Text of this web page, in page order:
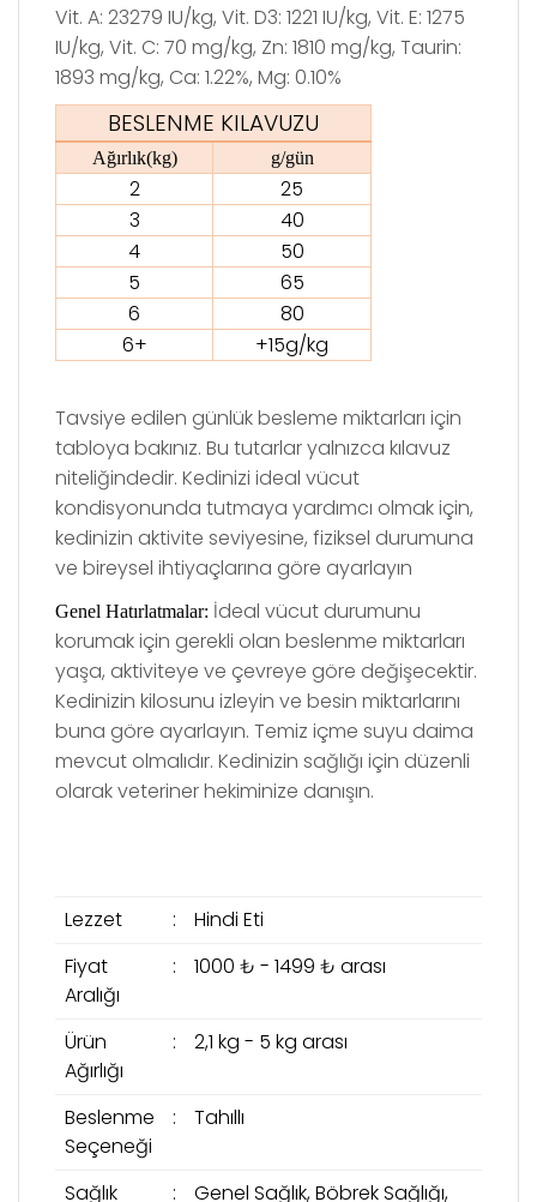
Vit. A: 23279 IU/kg, Vit. D3: 1221 IU/kg, Vit. E: 1275
IU/kg, Vit. C: 70 mg/kg, Zn: 1810 mg/kg, Taurin:
1893 mg/kg, Ca: 1.22%, Mg: 0.10%
BESLENME KILAVUZU
Ağırlık(kg) g/gün
2
25
3
40
4
50
5
65
6
80
6+
+15g/kg
Tavsiye edilen günlük besleme miktarları için
tabloya bakınız. Bu tutarlar yalnızca kılavuz
niteliğindedir. Kedinizi ideal vücut
kondisyonunda tutmaya yardımcı olmak için,
kedinizin aktivite seviyesine, fiziksel durumuna
ve bireysel ihtiyaçlarına göre ayarlayın
Genel Hatırlatmalar: İdeal vücut durumunu
korumak için gerekli olan beslenme miktarları
yaşa, aktiviteye ve çevreye göre değişecektir.
Kedinizin kilosunu izleyin ve besin miktarlarını
buna göre ayarlayın. Temiz içme suyu daima
mevcut olmalıdır. Kedinizin sağlığı için düzenli
olarak veteriner hekiminize danışın.
Lezzet :
Hindi Eti
Fiyat
Aralığı
: 1000 ₺ - 1499 ₺ arası
Ürün
Ağırlığı
: 2,1 kg - 5 kg arası
Beslenme
Seçeneği
: Tahıllı
Sağlık
:
Genel Sağlık, Böbrek Sağlığı,